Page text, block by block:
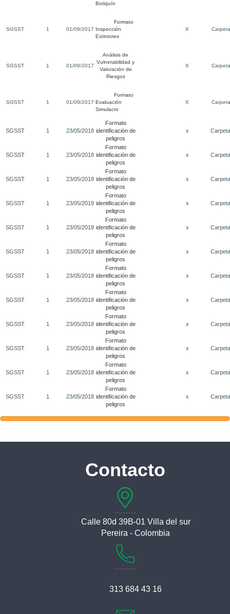
Botiquín
SGSST 1 01/09/2017
Formato
Inspección
Extintores
X
SGSST 1 01/09/2017
Análisis de
Vulnerabilidad y
Valoración de
Riesgos
X
SGSST 1 01/09/2017
Formato
Evaluación
Simulacro
X
SGSST 1 23/05/2018
Formato
identificación de
peligros
x
SGSST 1 23/05/2018
Formato
identificación de
peligros
x
SGSST 1 23/05/2018
Formato
identificación de
peligros
x
SGSST 1 23/05/2018
Formato
identificación de
peligros
x
SGSST 1 23/05/2018
Formato
identificación de
peligros
x
SGSST 1 23/05/2018
Formato
identificación de
peligros
x
SGSST 1 23/05/2018
Formato
identificación de
peligros
x
SGSST 1 23/05/2018
Formato
identificación de
peligros
x
SGSST 1 23/05/2018
Formato
identificación de
peligros
x
SGSST 1 23/05/2018
Formato
identificación de
peligros
x
SGSST 1 23/05/2018
Formato
identificación de
peligros
x
SGSST 1 23/05/2018
Formato
identificación de
peligros
x
Contacto
Calle 80d 39B-01 Villa del sur
Pereira - Colombia
313 684 43 16